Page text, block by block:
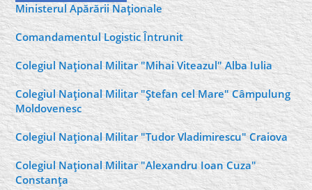
Ministerul Apărării Naţionale
Comandamentul Logistic Întrunit
Colegiul Naţional Militar "Mihai Viteazul" Alba Iulia
Colegiul Naţional Militar "Ştefan cel Mare" Câmpulung
Moldovenesc
Colegiul Naţional Militar "Tudor Vladimirescu" Craiova
Colegiul Naţional Militar "Alexandru Ioan Cuza"
Constanţa